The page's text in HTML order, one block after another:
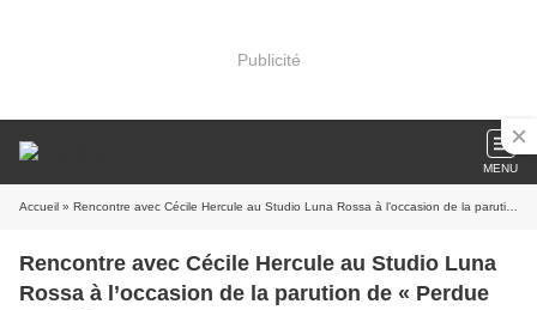
Publicité
MENU
Accueil » Rencontre avec Cécile Hercule au Studio Luna Rossa à l’occasion de la parution de « Perdue Au Milieu » !
Rencontre avec Cécile Hercule au Studio Luna
Rossa à l’occasion de la parution de « Perdue